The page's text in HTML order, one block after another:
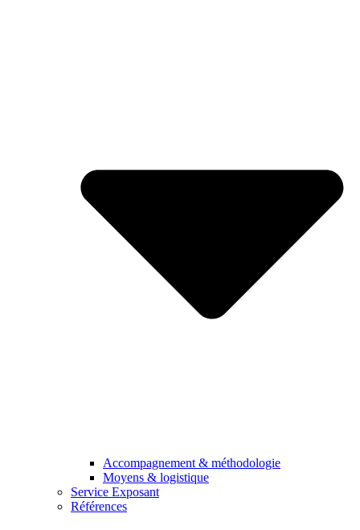
Accompagnement & méthodologie
Moyens & logistique
Service Exposant
Références